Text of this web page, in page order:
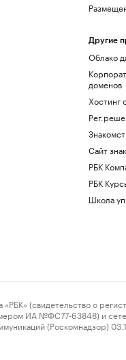
Другие
Облако
доменов
Хостинг
Сайт
РБК
РБК
Школа
(свидетельство о
ИА №ФС77-63848) и
(Роскомнадзор)